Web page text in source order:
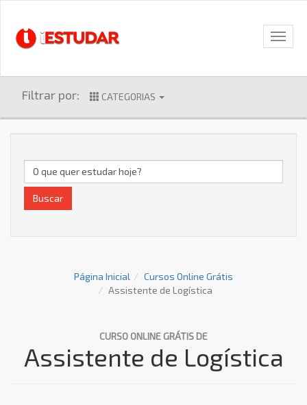
Filtrar por: CATEGORIAS
Buscar
Página Inicial
Cursos Online Grátis
Assistente de Logística
CURSO ONLINE GRÁTIS DE
Assistente de Logística